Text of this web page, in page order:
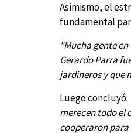
Asimismo, el
fundamental
"Mucha gente
Gerardo Parra
jardineros y que
Luego concluyó:
merecen todo el
cooperaron para